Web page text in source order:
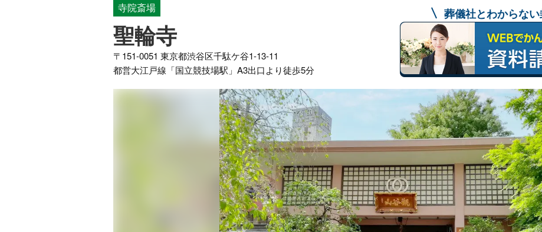
寺院斎場
聖輪寺
〒151-0051 東京都渋谷区千駄ケ谷1-13-11
都営大江戸線「国立競技場駅」A3出口より徒歩5分
葬儀社とわからな